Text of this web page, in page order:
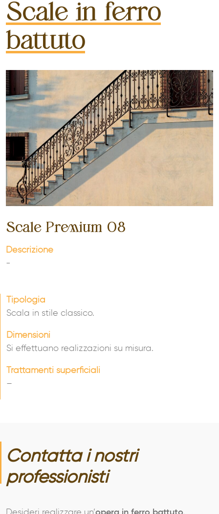
Scale in ferro
battuto
Scale Premium 08
Descrizione
-
Tipologia
Scala in stile classico.
Dimensioni
Si effettuano realizzazioni su misura.
Trattamenti superficiali
–
Contatta i nostri
professionisti